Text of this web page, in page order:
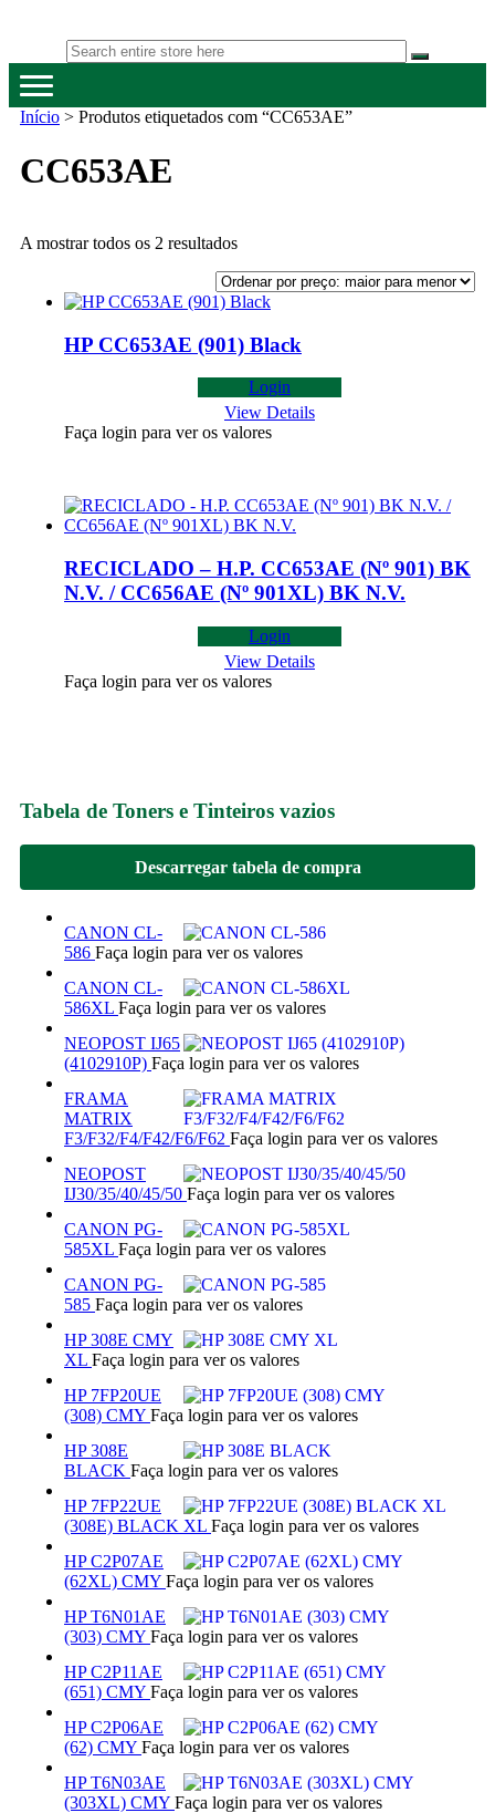
navigation
Happygreen – Tinteiros Vazios
Tinteiros vazios Happygreen
Início > Produtos etiquetados com “CC653AE”
CC653AE
A mostrar todos os 2 resultadosOrdenado
preço:
maior
menor
HP CC653AE (901) Black
Login
View Details
Faça login para ver os valores
RECICLADO – H.P. CC653AE (Nº 901) BK
N.V. / CC656AE (Nº 901XL) BK N.V.
Login
View Details
Faça login para ver os valores
Tabela de Toners e Tinteiros vazios
Descarregar tabela de compra
CANON CL-
586 Faça login para ver os valores
CANON CL-
586XL Faça login para ver os valores
NEOPOST IJ65
(4102910P) Faça login para ver os valores
FRAMA
MATRIX
F3/F32/F4/F42/F6/F62 Faça login para ver os valores
NEOPOST
IJ30/35/40/45/50 Faça login para ver os valores
CANON PG-
585XL Faça login para ver os valores
CANON PG-
585 Faça login para ver os valores
HP 308E CMY
XL Faça login para ver os valores
HP 7FP20UE
(308) CMY Faça login para ver os valores
HP 308E
BLACK Faça login para ver os valores
HP 7FP22UE
(308E) BLACK XL Faça login para ver os valores
HP C2P07AE
(62XL) CMY Faça login para ver os valores
HP T6N01AE
(303) CMY Faça login para ver os valores
HP C2P11AE
(651) CMY Faça login para ver os valores
HP C2P06AE
(62) CMY Faça login para ver os valores
HP T6N03AE
(303XL) CMY Faça login para ver os valores